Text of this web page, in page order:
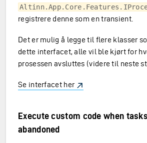
registrere denne som en transient.
Det er mulig å legge til flere klasser
dette interfacet, alle vil ble kjørt for
prosessen avsluttes (videre til neste
Se interfacet her
Execute custom code when
abandoned